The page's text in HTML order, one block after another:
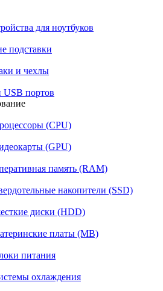
для ноутбуков
подставки
и чехлы
USB портов
(CPU)
(GPU)
память (RAM)
накопители (SSD)
диски (HDD)
платы (MB)
питания
охлаждения